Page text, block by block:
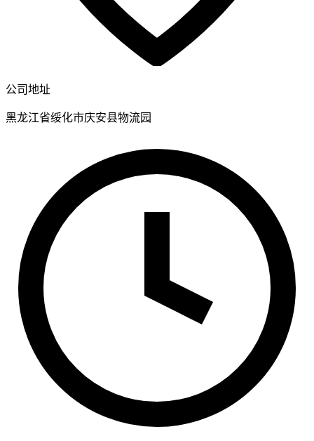
公司地址
黑龙江省绥化市庆安县物流园